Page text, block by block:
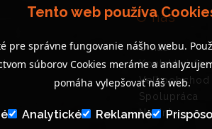
O nás
O nás
Kontaktný
Veľkoobchod
Spolupráca
Novinky
Tento web používa
pre správne fungovanie nášho webu.
súborov Cookies meráme a
pomáha vylepšovať náš web.
Analytické Reklamné